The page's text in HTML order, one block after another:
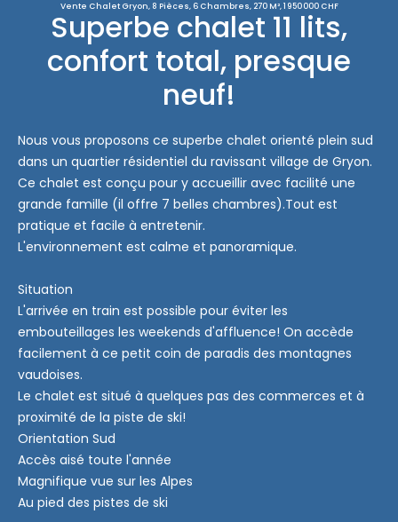
Vente Chalet Gryon, 8 Pièces, 6 Chambres, 270 M², 1 950 000 CHF
Superbe chalet 11 lits,
confort total, presque
neuf!
Nous vous proposons ce superbe chalet orienté plein sud
dans un quartier résidentiel du ravissant village de Gryon.
Ce chalet est conçu pour y accueillir avec facilité une
grande famille (il offre 7 belles chambres).Tout est
pratique et facile à entretenir.
L'environnement est calme et panoramique.
Situation
L'arrivée en train est possible pour éviter les
embouteillages les weekends d'affluence! On accède
facilement à ce petit coin de paradis des montagnes
vaudoises.
Le chalet est situé à quelques pas des commerces et à
proximité de la piste de ski!
Orientation Sud
Accès aisé toute l'année
Magnifique vue sur les Alpes
Au pied des pistes de ski